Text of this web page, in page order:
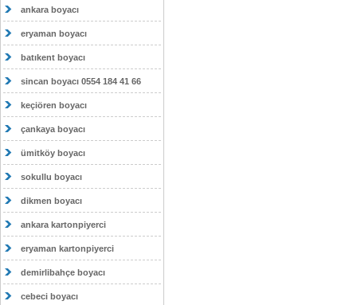
ankara boyacı
eryaman boyacı
batıkent boyacı
sincan boyacı 0554 184 41 66
keçiören boyacı
çankaya boyacı
ümitköy boyacı
sokullu boyacı
dikmen boyacı
ankara kartonpiyerci
eryaman kartonpiyerci
demirlibahçe boyacı
cebeci boyacı